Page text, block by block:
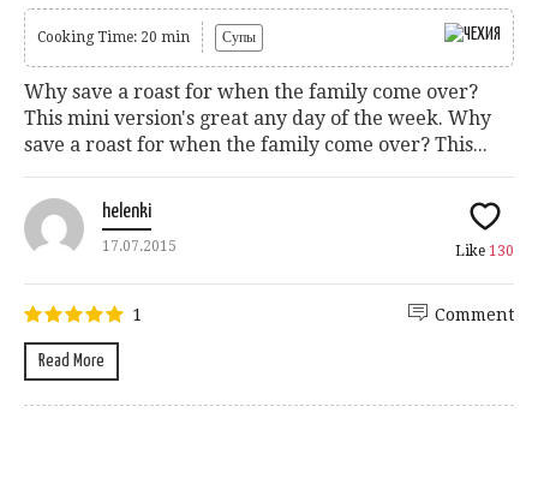
Cooking Time: 20 min Супы
Why save a roast for when the family come over?
This mini version's great any day of the week. Why
save a roast for when the family come over? This...
helenki
17.07.2015 Like 130
1
Read More
Comment